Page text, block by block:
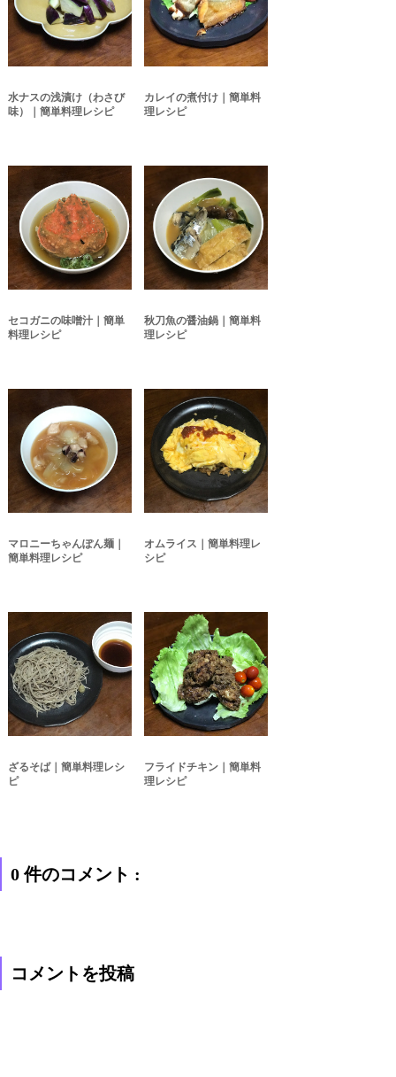
水ナスの浅漬け（わさび
味）｜簡単料理レシピ
カレイの煮付け｜簡単料
理レシピ
セコガニの味噌汁｜簡単
料理レシピ
秋刀魚の醤油鍋｜簡単料
理レシピ
マロニーちゃんぽん麺｜
簡単料理レシピ
オムライス｜簡単料理レ
シピ
ざるそば｜簡単料理レシ
ピ
フライドチキン｜簡単料
理レシピ
0 件のコメント :
コメントを投稿